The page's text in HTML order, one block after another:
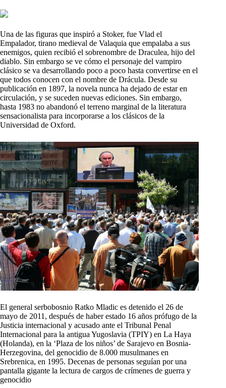
Una de las figuras que inspiró a Stoker, fue Vlad el
Empalador, tirano medieval de Valaquia que empalaba a sus
enemigos, quien recibió el sobrenombre de Draculea, hijo del
diablo. Sin embargo se ve cómo el personaje del vampiro
clásico se va desarrollando poco a poco hasta convertirse en el
que todos conocen con el nombre de Drácula. Desde su
publicación en 1897, la novela nunca ha dejado de estar en
circulación, y se suceden nuevas ediciones. Sin embargo,
hasta 1983 no abandonó el terreno marginal de la literatura
sensacionalista para incorporarse a los clásicos de la
Universidad de Oxford.
El general serbobosnio Ratko Mladic es detenido el 26 de
mayo de 2011, después de haber estado 16 años prófugo de la
Justicia internacional y acusado ante el Tribunal Penal
Internacional para la antigua Yugoslavia (TPIY) en La Haya
(Holanda), en la ‘Plaza de los niños’ de Sarajevo en Bosnia-
Herzegovina, del genocidio de 8.000 musulmanes en
Srebrenica, en 1995. Decenas de personas seguían por una
pantalla gigante la lectura de cargos de crímenes de guerra y
genocidio